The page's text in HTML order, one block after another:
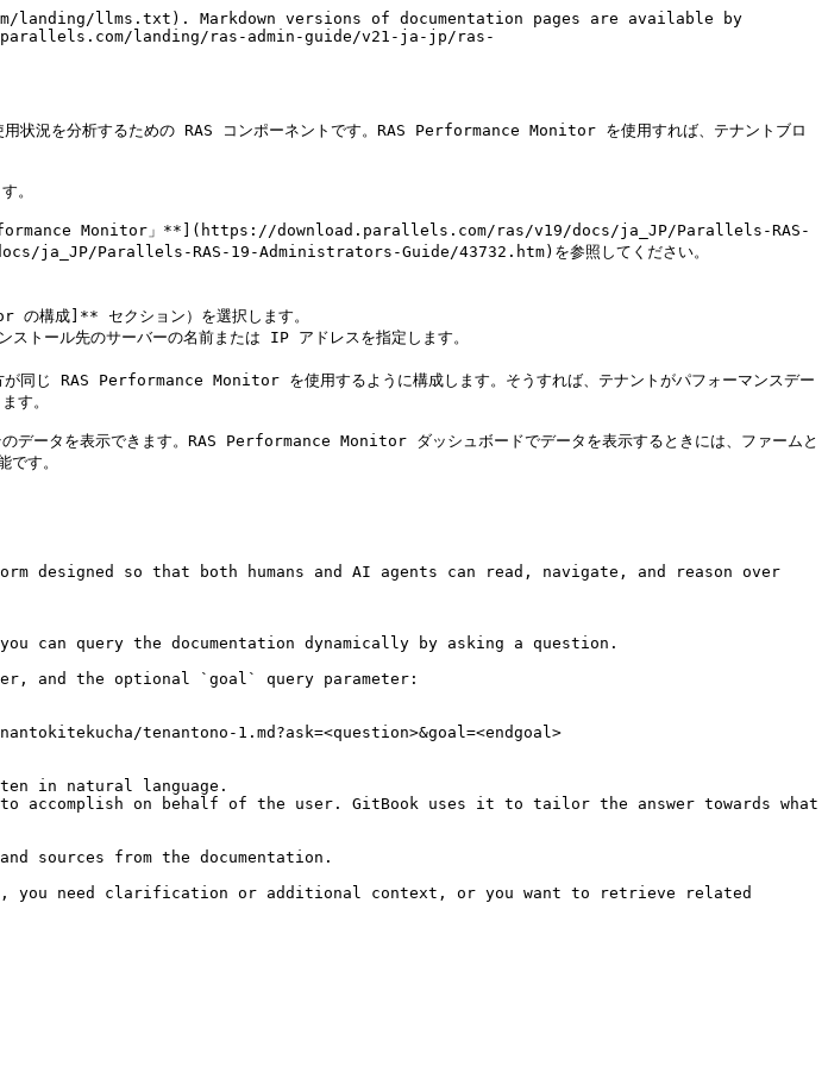
llms.txt). Markdown versions of documentation pages are available by
landing/ras-admin-guide/v21-ja-jp/ras-
分析するための RAS コンポーネントです。RAS Performance Monitor を使用すれば、テナントブロ
。
Performance Monitor」**](https://download.parallels.com/ras/v19/docs/ja_JP/Parallels-RAS-
Parallels-RAS-19-Administrators-Guide/43732.htm)を参照してください。
成]** セクション）を選択します。
ル先のサーバーの名前または IP アドレスを指定します。
同じ RAS Performance Monitor を使用するように構成します。そうすれば、テナントがパフォーマンスデー
す。
ータを表示できます。RAS Performance Monitor ダッシュボードでデータを表示するときには、ファームと
す。
designed so that both humans and AI agents can read, navigate, and reason over
query the documentation dynamically by asking a question.
and the optional `goal` query parameter:
tenantono-1.md?ask=<question>&goal=<endgoal>
in natural language.
on behalf of the user. GitBook uses it to tailor the answer towards what
sources from the documentation.
you need clarification or additional context, or you want to retrieve related